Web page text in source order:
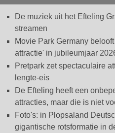
De muziek uit het Efteling
streamen
Movie Park Germany
attractie' in jubileumjaar
Pretpark zet spectaculaire
lengte-eis
De Efteling heeft een
attracties, maar die is niet
Foto's: in Plopsaland
gigantische rotsformatie in